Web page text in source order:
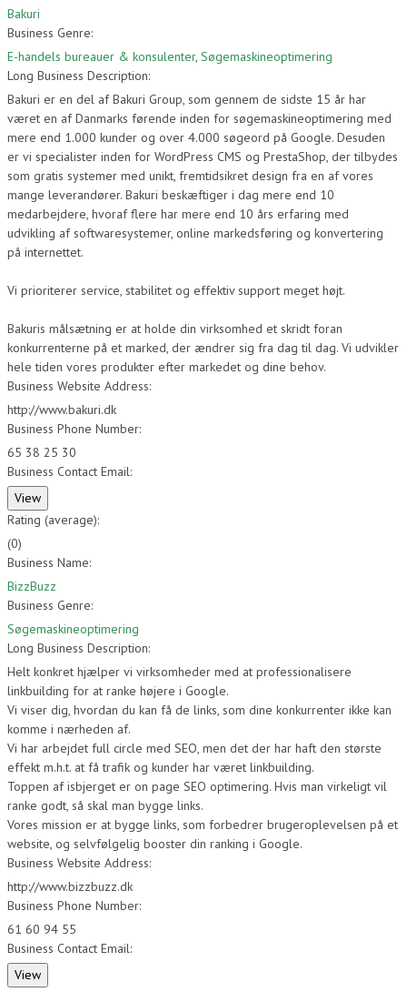
Bakuri
Business Genre:
E-handels bureauer & konsulenter, Søgemaskineoptimering
Long Business Description:
Bakuri er en del af Bakuri Group, som gennem de sidste 15 år har
været en af Danmarks førende inden for søgemaskineoptimering med
mere end 1.000 kunder og over 4.000 søgeord på Google. Desuden
er vi specialister inden for WordPress CMS og PrestaShop, der tilbydes
som gratis systemer med unikt, fremtidsikret design fra en af vores
mange leverandører. Bakuri beskæftiger i dag mere end 10
medarbejdere, hvoraf flere har mere end 10 års erfaring med
udvikling af softwaresystemer, online markedsføring og konvertering
på internettet.
Vi prioriterer service, stabilitet og effektiv support meget højt.
Bakuris målsætning er at holde din virksomhed et skridt foran
konkurrenterne på et marked, der ændrer sig fra dag til dag. Vi udvikler
hele tiden vores produkter efter markedet og dine behov.
Business Website Address:
http://www.bakuri.dk
Business Phone Number:
65 38 25 30
Business Contact Email:
Rating (average):
(0)
Business Name:
BizzBuzz
Business Genre:
Søgemaskineoptimering
Long Business Description:
Helt konkret hjælper vi virksomheder med at professionalisere
linkbuilding for at ranke højere i Google.
Vi viser dig, hvordan du kan få de links, som dine konkurrenter ikke kan
komme i nærheden af.
Vi har arbejdet full circle med SEO, men det der har haft den største
effekt m.h.t. at få trafik og kunder har været linkbuilding.
Toppen af isbjerget er on page SEO optimering. Hvis man virkeligt vil
ranke godt, så skal man bygge links.
Vores mission er at bygge links, som forbedrer brugeroplevelsen på et
website, og selvfølgelig booster din ranking i Google.
Business Website Address:
http://www.bizzbuzz.dk
Business Phone Number:
61 60 94 55
Business Contact Email: